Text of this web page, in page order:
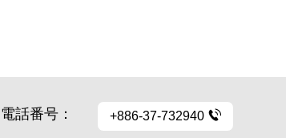
電話番号： +886-37-732940